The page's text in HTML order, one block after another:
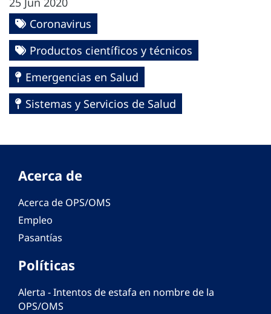
Coronavirus
Productos científicos y técnicos
Emergencias en Salud
Sistemas y Servicios de Salud
Acerca de
Acerca de OPS/OMS
Empleo
Pasantías
Políticas
Alerta - Intentos de estafa en nombre de la
OPS/OMS